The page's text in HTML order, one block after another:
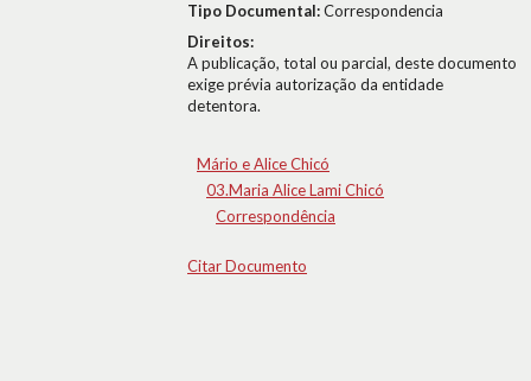
Tipo Documental:Correspondencia
Direitos:
A publicação, total ou parcial, deste documento
exige prévia autorização da entidade
detentora.
Mário e Alice Chicó
03.Maria Alice Lami Chicó
Correspondência
Citar Documento